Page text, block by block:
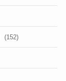
(152)